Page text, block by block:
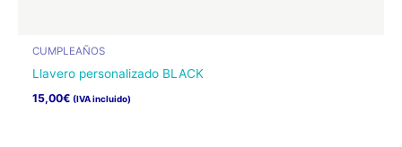
CUMPLEAÑOS
Llavero personalizado BLACK
15,00€ (IVA incluido)